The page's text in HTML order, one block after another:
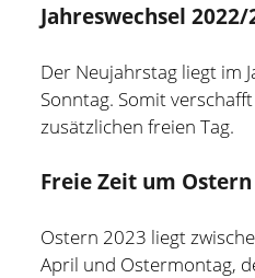
begeistere mich für gute
lesenswerte (Fach-) Bücher
"Über mich" Seitenachlesen.
Jahreswechsel 2022/
Der Neujahrstag liegt im
Sonntag. Somit
zusätzlichen freien Tag.
Freie Zeit um
Ostern 2023 liegt
April und Ostermontag,